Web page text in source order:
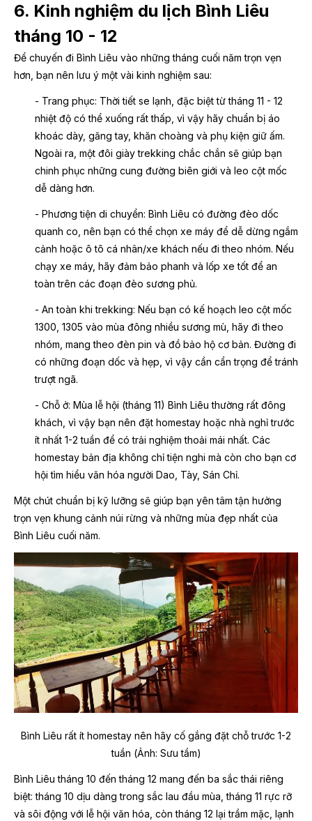
6. Kinh nghiệm du lịch Bình Liêu
tháng 10 - 12
Để chuyến đi Bình Liêu vào những tháng cuối năm trọn vẹn
hơn, bạn nên lưu ý một vài kinh nghiệm sau:
- Trang phục: Thời tiết se lạnh, đặc biệt từ tháng 11 - 12
nhiệt độ có thể xuống rất thấp, vì vậy hãy chuẩn bị áo
khoác dày, găng tay, khăn choàng và phụ kiện giữ ấm.
Ngoài ra, một đôi giày trekking chắc chắn sẽ giúp bạn
chinh phục những cung đường biên giới và leo cột mốc
dễ dàng hơn.
- Phương tiện di chuyển: Bình Liêu có đường đèo dốc
quanh co, nên bạn có thể chọn xe máy để dễ dừng ngắm
cảnh hoặc ô tô cá nhân/xe khách nếu đi theo nhóm. Nếu
chạy xe máy, hãy đảm bảo phanh và lốp xe tốt để an
toàn trên các đoạn đèo sương phủ.
- An toàn khi trekking: Nếu bạn có kế hoạch leo cột mốc
1300, 1305 vào mùa đông nhiều sương mù, hãy đi theo
nhóm, mang theo đèn pin và đồ bảo hộ cơ bản. Đường đi
có những đoạn dốc và hẹp, vì vậy cần cẩn trọng để tránh
trượt ngã.
- Chỗ ở: Mùa lễ hội (tháng 11) Bình Liêu thường rất đông
khách, vì vậy bạn nên đặt homestay hoặc nhà nghỉ trước
ít nhất 1-2 tuần để có trải nghiệm thoải mái nhất. Các
homestay bản địa không chỉ tiện nghi mà còn cho bạn cơ
hội tìm hiểu văn hóa người Dao, Tày, Sán Chỉ.
Một chút chuẩn bị kỹ lưỡng sẽ giúp bạn yên tâm tận hưởng
trọn vẹn khung cảnh núi rừng và những mùa đẹp nhất của
Bình Liêu cuối năm.
Bình Liêu rất ít homestay nên hãy cố gắng đặt chỗ trước 1-2
tuần (Ảnh: Sưu tầm)
Bình Liêu tháng 10 đến tháng 12 mang đến ba sắc thái riêng
biệt: tháng 10 dịu dàng trong sắc lau đầu mùa, tháng 11 rực rỡ
và sôi động với lễ hội văn hóa, còn tháng 12 lại trầm mặc, lạnh